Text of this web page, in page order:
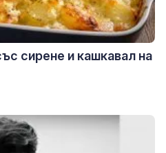
сирене и кашкавал на